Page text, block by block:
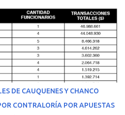
de su estado de salud, el
de urgencia al Hospital
la ambulancia partió hacia
En medio del traslado, el
se agravó y pese a los esfuerzos
falleciendo, sin alcanzar a
el centro de destino. Apenas se
sus padres —residentes en
con la esperanza de una
DE CAUQUENES Y CHANCO
CONTRALORÍA POR APUESTAS